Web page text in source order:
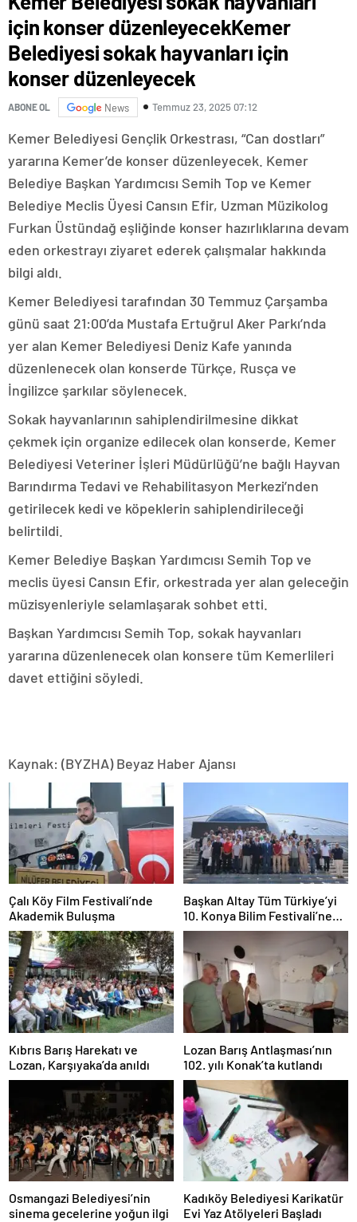
için konser düzenleyecekKemer
Belediyesi sokak hayvanları için
konser düzenleyecek
ABONE OL News Temmuz 23, 2025 07:12
Kemer Belediyesi Gençlik Orkestrası, “Can dostları”
yararına Kemer’de konser düzenleyecek. Kemer
Belediye Başkan Yardımcısı Semih Top ve Kemer
Belediye Meclis Üyesi Cansın Efir, Uzman Müzikolog
Furkan Üstündağ eşliğinde konser hazırlıklarına devam
eden orkestrayı ziyaret ederek çalışmalar hakkında
bilgi aldı.
Kemer Belediyesi tarafından 30 Temmuz Çarşamba
günü saat 21:00’da Mustafa Ertuğrul Aker Parkı’nda
yer alan Kemer Belediyesi Deniz Kafe yanında
düzenlenecek olan konserde Türkçe, Rusça ve
İngilizce şarkılar söylenecek.
Sokak hayvanlarının sahiplendirilmesine dikkat
çekmek için organize edilecek olan konserde, Kemer
Belediyesi Veteriner İşleri Müdürlüğü’ne bağlı Hayvan
Barındırma Tedavi ve Rehabilitasyon Merkezi’nden
getirilecek kedi ve köpeklerin sahiplendirileceği
belirtildi.
Kemer Belediye Başkan Yardımcısı Semih Top ve
meclis üyesi Cansın Efir, orkestrada yer alan geleceğin
müzisyenleriyle selamlaşarak sohbet etti.
Başkan Yardımcısı Semih Top, sokak hayvanları
yararına düzenlenecek olan konsere tüm Kemerlileri
davet ettiğini söyledi.
Kaynak: (BYZHA) Beyaz Haber Ajansı
Çalı Köy Film Festivali’nde
Akademik Buluşma
Başkan Altay Tüm Türkiye’yi
10. Konya Bilim Festivali’ne
Davet Etti
Kıbrıs Barış Harekatı ve
Lozan, Karşıyaka’da anıldı
Lozan Barış Antlaşması’nın
102. yılı Konak’ta kutlandı
Osmangazi Belediyesi’nin
sinema gecelerine yoğun ilgi
Kadıköy Belediyesi Karikatür
Evi Yaz Atölyeleri Başladı